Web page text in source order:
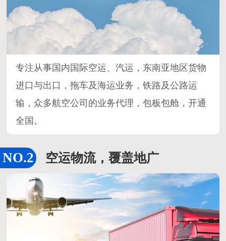
专注从事国内国际空运、汽运，东南亚地区货物
进口与出口，拖车及海运业务，铁路及公路运
输，众多航空公司的业务代理，包板包舱，开通
全国。
空运物流，覆盖地广